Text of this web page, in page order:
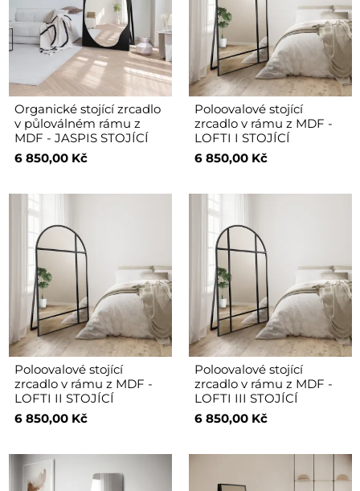
Organické stojící zrcadlo
v půloválném rámu z
MDF - JASPIS STOJÍCÍ
6 850,00 Kč
Poloovalové stojící
zrcadlo v rámu z MDF -
LOFTI I STOJÍCÍ
6 850,00 Kč
Poloovalové stojící
zrcadlo v rámu z MDF -
LOFTI II STOJÍCÍ
6 850,00 Kč
Poloovalové stojící
zrcadlo v rámu z MDF -
LOFTI III STOJÍCÍ
6 850,00 Kč